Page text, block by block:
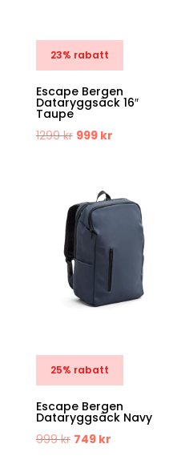
23% rabatt
Escape Bergen
Dataryggsäck 16″
Taupe
1299kr Det
var:
1299 kr.
999 krDet
är:
999 kr.
25% rabatt
Escape Bergen
Dataryggsäck Navy
999kr Det
749 krDet